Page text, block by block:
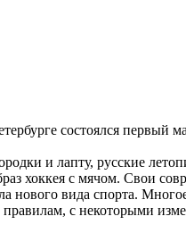
состоялся
и лапту, русские
хоккея с мячом. Свои
нового вида спорта.
с некоторыми